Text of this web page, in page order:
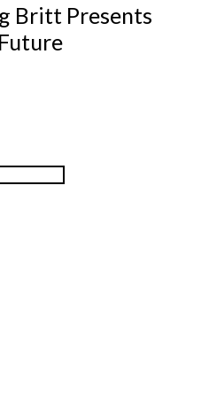
Britt Presents